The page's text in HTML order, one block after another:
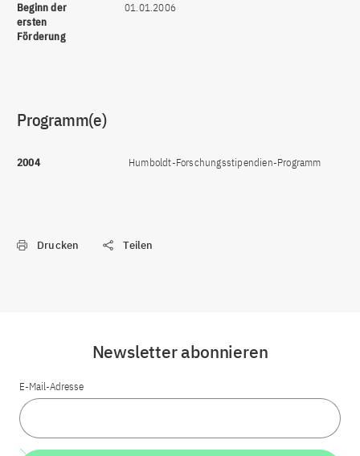
Beginn der
ersten
Förderung
01.01.2006
Programm(e)
2004 Humboldt-Forschungsstipendien-Programm
Drucken Teilen
Newsletter abonnieren
E-Mail-Adresse